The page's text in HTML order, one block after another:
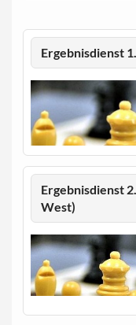
Ergebnisdienst
Ergebnisdienst
West)